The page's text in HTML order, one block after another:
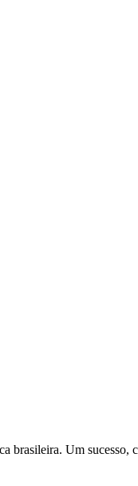
brasileira. Um sucesso,